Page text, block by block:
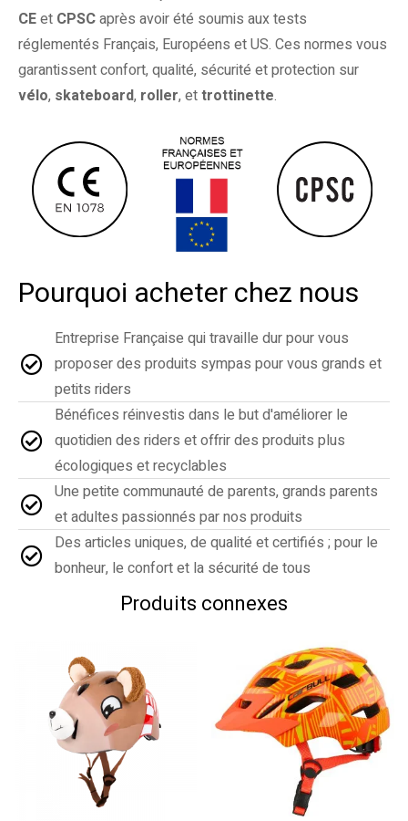
CEet CPSCaprès avoir été soumis aux tests
réglementés Français, Européens et US. Ces normes vous
garantissent confort, qualité, sécurité et protection sur
vélo, skateboard, roller, ettrottinette.
Pourquoi acheter chez nous
Entreprise Française qui travaille dur pour vous
proposer des produits sympas pour vous grands et
petits riders
Bénéfices réinvestis dans le but d'améliorer le
quotidien des riders et offrir des produits plus
écologiques et recyclables
Une petite communauté de parents, grands parents
et adultes passionnés par nos produits
Des articles uniques, de qualité et certifiés ; pour le
bonheur, le confort et la sécurité de tous
Produits connexes